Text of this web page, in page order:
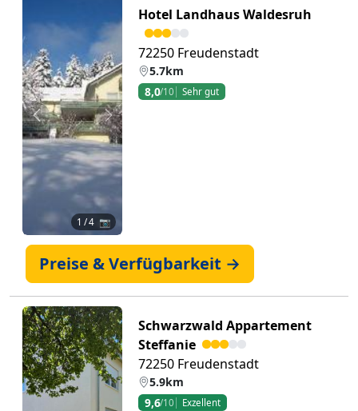
Zurück Weiter
1 / 4 📷
Hotel Landhaus Waldesruh
72250 Freudenstadt
5.7km
8,0/10 Sehr gut
Preise & Verfügbarkeit →
Schwarzwald Appartement
Steffanie
72250 Freudenstadt
5.9km
9,6/10 Exzellent